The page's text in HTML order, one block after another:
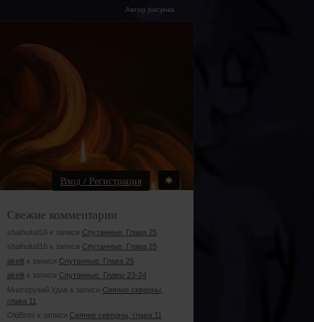
Автор рисунка
Вход / Регистрация
Свежие комментарии
shaihulud16 к записи Спутанные. Глава 25
shaihulud16 к записи Спутанные. Глава 25
akelit к записи Спутанные. Глава 25
akelit к записи Спутанные. Главы 23-24
Многорукий Удав к записи Сияние скверны,
глава 11
OldBros к записи Сияние скверны, глава 11